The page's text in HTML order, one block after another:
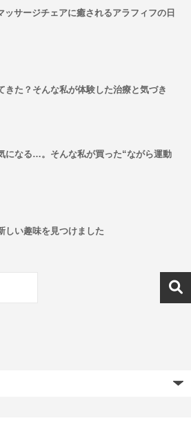
ッサージチェアに癒されるアラフィフの日
きた？そんな私が体験した治療と気づき
になる…。そんな私が買った“ながら運動
しい趣味を見つけました